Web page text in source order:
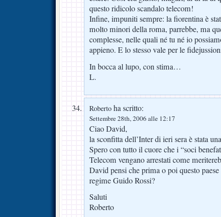
questo ridicolo scandalo telecom!
Infine, impuniti sempre: la fiorentina è
molto minori della roma, parrebbe, ma
complesse, nelle quali né tu né io
appieno. E lo stesso vale per le
In bocca al lupo, con stima…
L.
Roberto ha scritto:
Settembre 28th, 2006 alle 12:17
Ciao David,
la sconfitta dell’Inter di ieri sera è stata
Spero con tutto il cuore che i “soci
Telecom vengano arrestati come
David pensi che prima o poi questo
regime Guido Rossi?
Saluti
Roberto